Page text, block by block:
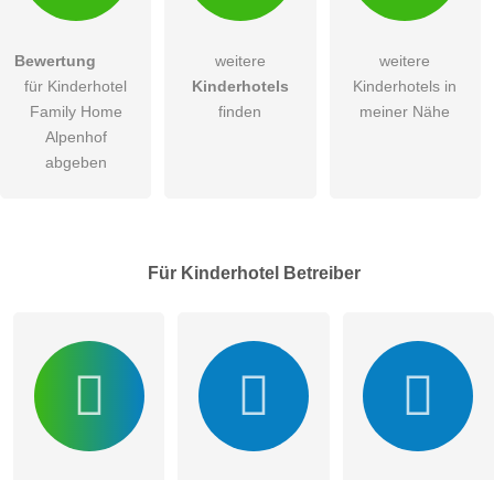
Bewertung
für Kinderhotel
Family Home
Alpenhof
abgeben
weitere
Kinderhotels
finden
weitere
Kinderhotels in
meiner Nähe
Für Kinderhotel Betreiber